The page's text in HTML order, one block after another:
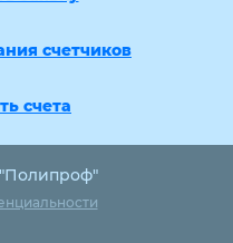
счетчиков
счета